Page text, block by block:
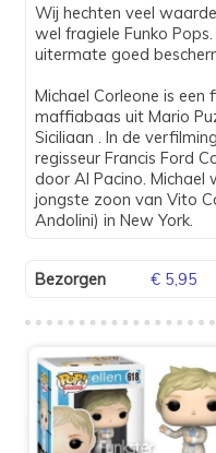
Wij hechten veel
wel fragiele Funko
uitermate goed
Michael Corleone is een
maffiabaas uit Mario
Siciliaan . In de
regisseur Francis Ford
door Al Pacino. Michael
jongste zoon van Vito
Andolini) in New York.
Bezorgen € 5,95